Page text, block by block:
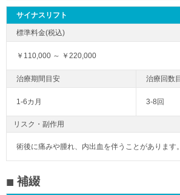
サイナスリフト
￥110,000 ～ ￥220,000
1-6カ月 3-8回
リスク・副作用
術後に痛みや腫れ、内出血を伴うことがあります。
補綴